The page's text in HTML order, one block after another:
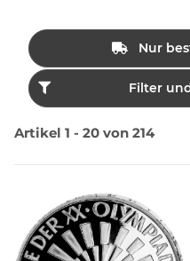
Nur
Filter
Artikel 1 - 20 von 214